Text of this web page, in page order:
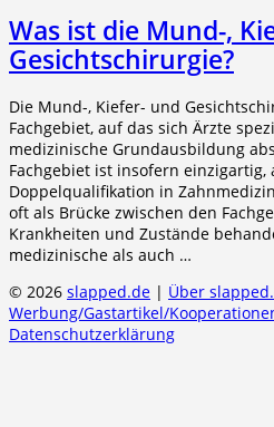
Was ist die Mund-,
Gesichtschirurgie?
Die Mund-, Kiefer- und
Fachgebiet, auf das sich Ärzte
medizinische Grundausbildung
Fachgebiet ist insofern einzigartig,
Doppelqualifikation in
oft als Brücke zwischen den
Krankheiten und Zustände
medizinische als auch …
© 2026 slapped.de | Über
Werbung/Gastartikel/
Datenschutzerklärung